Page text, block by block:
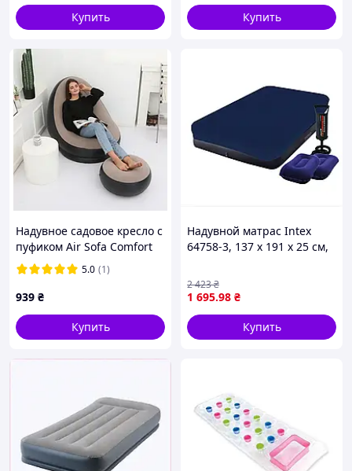
Купить
Купить
Надувное садовое кресло с
пуфиком Air Sofa Comfort
zd-33223, велюр, 76*130
см innotek mona
5.0 (1)
939 ₴
Купить
Надувной матрас Intex
64758-3, 137 x 191 x 25 см,
двумя подушками и
ручным насосом
1 695.98 ₴
2 423₴
Купить